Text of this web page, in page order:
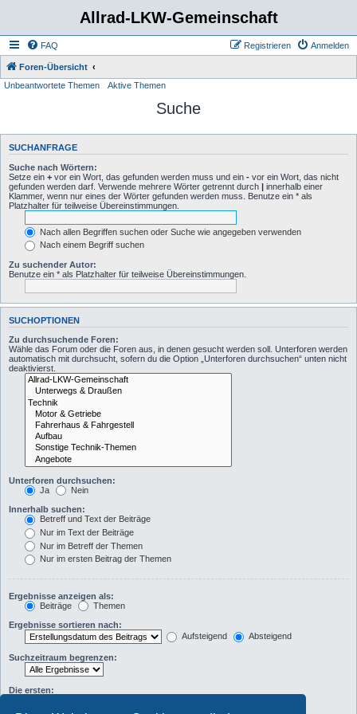
Allrad-LKW-Gemeinschaft
FAQ Anmelden
Registrieren
Foren-Übersicht
Unbeantwortete Themen
Aktive Themen
Suche
SUCHANFRAGE
Suche nach Wörtern:
Setze ein + vor ein Wort, das gefunden werden muss und ein - vor ein Wort, das nicht
gefunden werden darf. Verwende mehrere Wörter getrennt durch | innerhalb einer
Klammer, wenn nur eines der Wörter gefunden werden muss. Benutze ein * als
Platzhalter für teilweise Übereinstimmungen.
Nach allen Begriffen suchen oder Suche wie angegeben verwenden
Nach einem Begriff suchen
Zu suchender Autor:
Benutze ein * als Platzhalter für teilweise Übereinstimmungen.
SUCHOPTIONEN
Zu durchsuchende Foren:
Wähle das Forum oder die Foren aus, in denen gesucht werden soll. Unterforen werden
automatisch mit durchsucht, sofern du die Option „Unterforen durchsuchen“ unten nicht
deaktivierst.
Unterforen durchsuchen:
Ja
Nein
Innerhalb suchen:
Betreff und Text der Beiträge
Nur im Text der Beiträge
Nur im Betreff der Themen
Nur im ersten Beitrag der Themen
Ergebnisse anzeigen als:
Beiträge
Themen
Ergebnisse sortieren nach:
Aufsteigend
Absteigend
Suchzeitraum begrenzen:
Die ersten: